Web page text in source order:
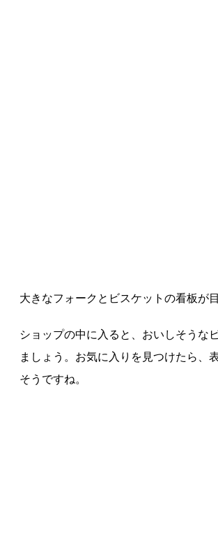
大きなフォークとビスケットの看板が目
ショップの中に入ると、おいしそうな
ましょう。お気に入りを見つけたら、
そうですね。